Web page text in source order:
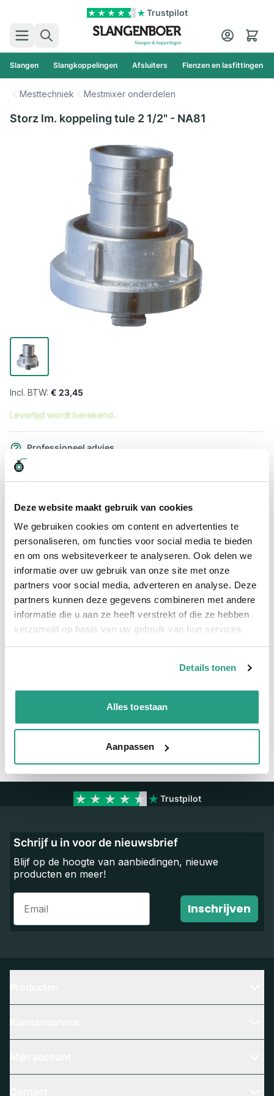
Deze website maakt gebruik van cookies
We gebruiken cookies om content en advertenties te
personaliseren, om functies voor social media te bieden
en om ons websiteverkeer te analyseren. Ook delen we
informatie over uw gebruik van onze site met onze
partners voor social media, adverteren en analyse. Deze
partners kunnen deze gegevens combineren met andere
informatie die u aan ze heeft verstrekt of die ze hebben
verzameld op basis van uw gebruik van hun services.
Details tonen
Alles toestaan
Aanpassen
Trustpilot
Zoek
Cart
Slangen Slangkoppelingen Afsluiters Flenzen en lasfittingen
Mesttechniek Mestmixer onderdelen
Storz lm. koppeling tule 2 1/2" - NA81
€ 23,45
Levertijd wordt berekend...
Professioneel advies
Hoge klantbeoordelingen: 9/10
Snel naar
Meer informatie
Meer informatie
Maatvoering koppeling
Materiaal Aluminium
Trustpilot
Schrijf u in voor de nieuwsbrief
Blijf op de hoogte van aanbiedingen, nieuwe
producten en meer!
Email
Inschrijven